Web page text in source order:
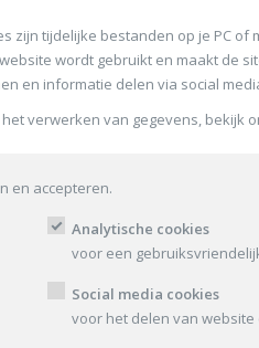
zijn tijdelijke bestanden op je PC
wordt gebruikt en maakt de
en informatie delen via social
verwerken van gegevens, bekijk
en accepteren.
Analytische cookies
voor een
Social media cookies
voor het delen van website